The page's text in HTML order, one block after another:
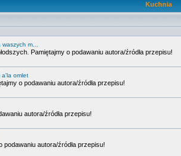
Kuchnia
m...
Pamiętajmy o podawaniu autora/źródła przepisu!
a'la omlet
o podawaniu autora/źródła przepisu!
autora/źródła przepisu!
podawaniu autora/źródła przepisu!